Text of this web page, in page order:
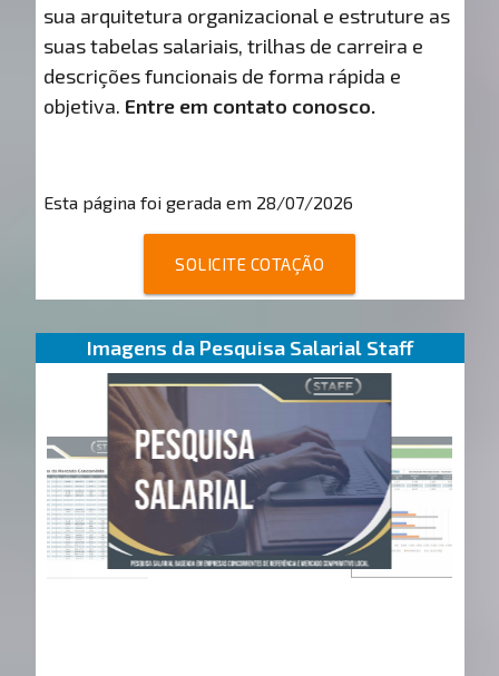
sua arquitetura organizacional e estruture as
suas tabelas salariais, trilhas de carreira e
descrições funcionais de forma rápida e
objetiva. Entre em contato conosco.
Esta página foi gerada em 28/07/2026
SOLICITE COTAÇÃO
Imagens da Pesquisa Salarial Staff